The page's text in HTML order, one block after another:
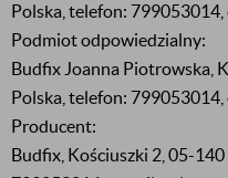
Polska, telefon:
Podmiot odpowiedzialny:
Budfix Joanna Piotrowska,
Polska, telefon:
Producent:
Budfix, Kościuszki 2, 05-